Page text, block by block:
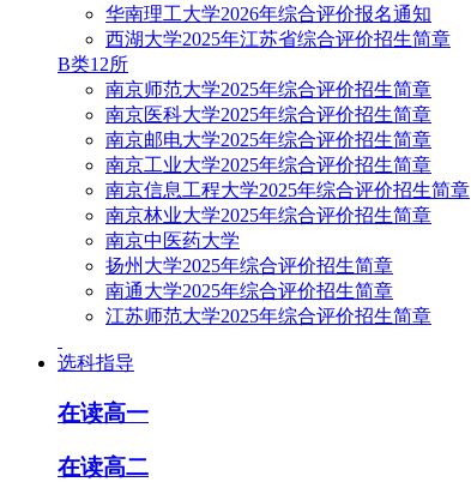
华南理工大学2026年综合评价报名通知
西湖大学2025年江苏省综合评价招生简章
B类12所
南京师范大学2025年综合评价招生简章
南京医科大学2025年综合评价招生简章
南京邮电大学2025年综合评价招生简章
南京工业大学2025年综合评价招生简章
南京信息工程大学2025年综合评价招生简章
南京林业大学2025年综合评价招生简章
南京中医药大学
扬州大学2025年综合评价招生简章
南通大学2025年综合评价招生简章
江苏师范大学2025年综合评价招生简章
选科指导
在读高一
在读高二